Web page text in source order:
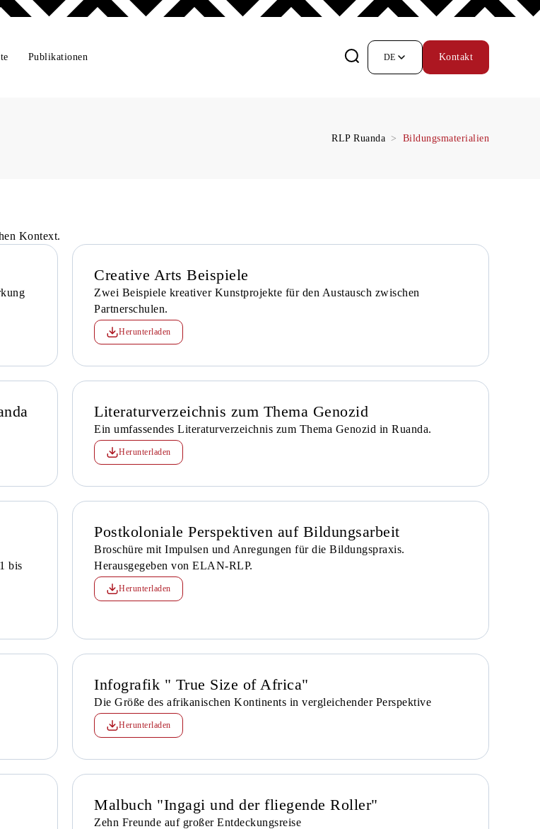
Publikationen DE Kontakt
RLP Ruanda Bildungsmaterialien
Kontext.
Creative Arts Beispiele
Zwei Beispiele kreativer Kunstprojekte für den Austausch zwischen
Partnerschulen.
Herunterladen
Literaturverzeichnis zum Thema Genozid
Ein umfassendes Literaturverzeichnis zum Thema Genozid in Ruanda.
Herunterladen
bis
Postkoloniale Perspektiven auf Bildungsarbeit
Broschüre mit Impulsen und Anregungen für die Bildungspraxis.
Herausgegeben von ELAN-RLP.
Herunterladen
Infografik " True Size of Africa"
Die Größe des afrikanischen Kontinents in vergleichender Perspektive
Herunterladen
Malbuch "Ingagi und der fliegende Roller"
Zehn Freunde auf großer Entdeckungsreise